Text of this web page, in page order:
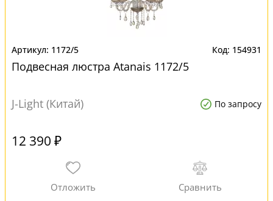
1172/5 154931
Подвесная люстра Atanais 1172/5
J-Light (Китай) По запросу
12 390 ₽